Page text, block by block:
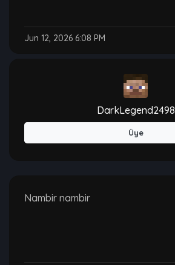
Jun 12, 2026 6:08 PM
DarkLegend2498
Üye
Nambir nambir